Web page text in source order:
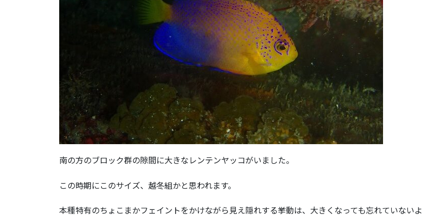
南の方のブロック群の隙間に大きなレンテンヤッコがいました。
この時期にこのサイズ、越冬組かと思われます。
本種特有のちょこまかフェイントをかけながら見え隠れする挙動は、大きくなっても忘れていないよ